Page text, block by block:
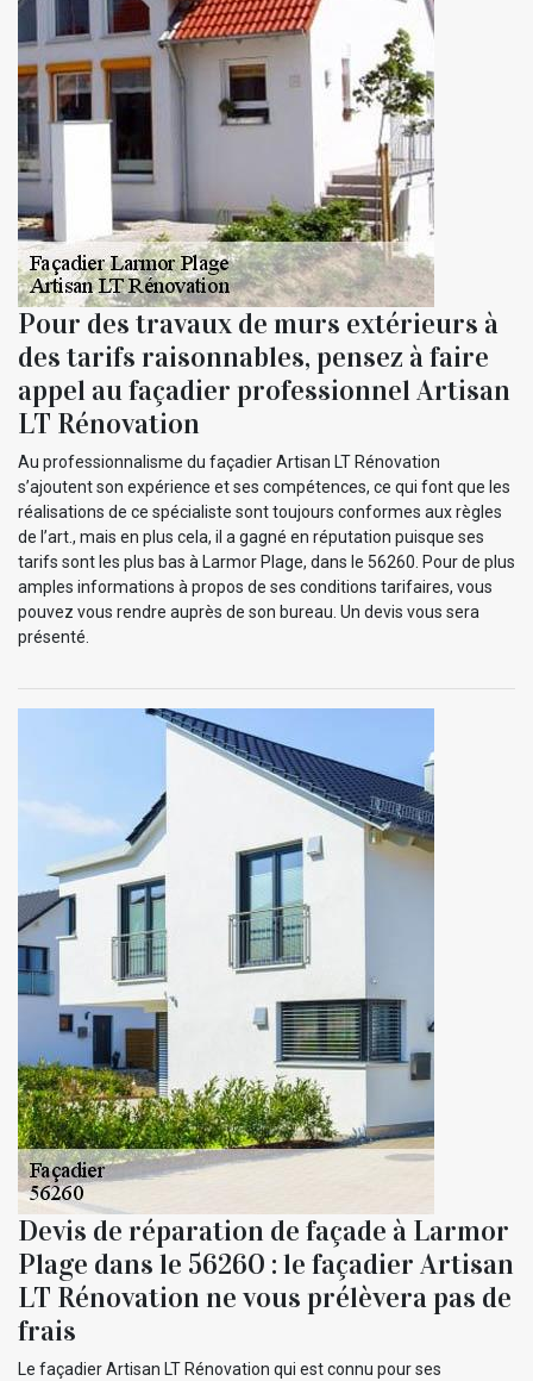
Pour des travaux de murs extérieurs à
des tarifs raisonnables, pensez à faire
appel au façadier professionnel Artisan
LT Rénovation
Au professionnalisme du façadier Artisan LT Rénovation
s’ajoutent son expérience et ses compétences, ce qui font que les
réalisations de ce spécialiste sont toujours conformes aux règles
de l’art., mais en plus cela, il a gagné en réputation puisque ses
tarifs sont les plus bas à Larmor Plage, dans le 56260. Pour de plus
amples informations à propos de ses conditions tarifaires, vous
pouvez vous rendre auprès de son bureau. Un devis vous sera
présenté.
Devis de réparation de façade à Larmor
Plage dans le 56260 : le façadier Artisan
LT Rénovation ne vous prélèvera pas de
frais
Le façadier Artisan LT Rénovation qui est connu pour ses